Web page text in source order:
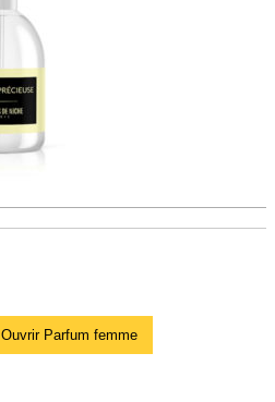
Ouvrir Parfum femme